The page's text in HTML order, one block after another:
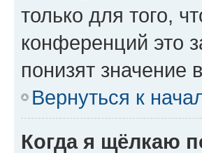
только для того,
конференций это
понизят значение
Вернуться к
Когда я щёлкаю